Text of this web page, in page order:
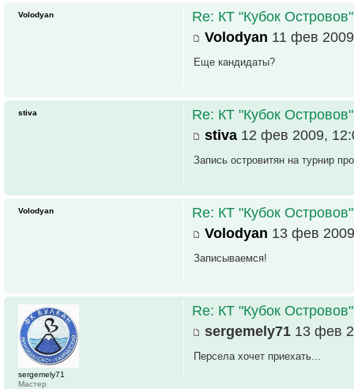
Re: КТ "Кубок
Volodyan 11 фев
Еще кандидаты?
Volodyan
Re: КТ "Кубок
stiva 12 фев 2009,
Запись островитян на турнир
stiva
Re: КТ "Кубок
Volodyan 13 фев
Записываемся!
Volodyan
Re: КТ "Кубок
sergemely71 13 фев
Персела хочет приехать...
sergemely71
Мастер